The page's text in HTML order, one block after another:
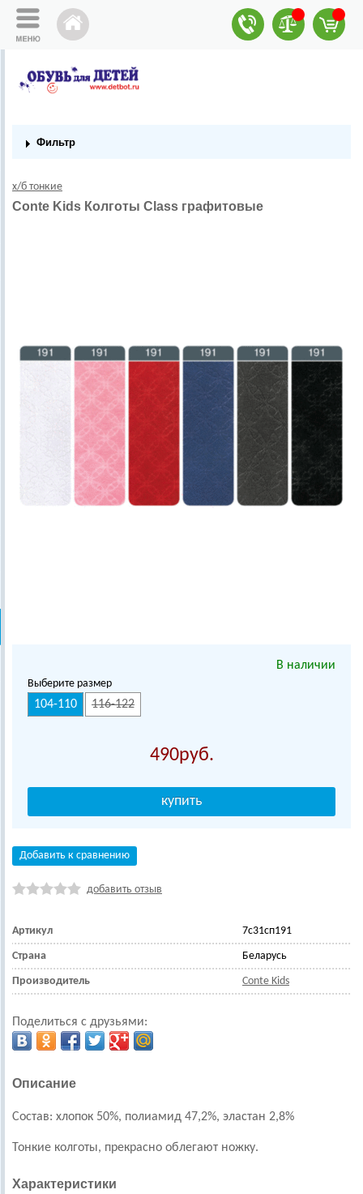
Фильтр
х/б тонкие
Conte Kids Колготы Class графитовые
В наличии
Выберите размер
104-110 116-122
490
Добавить к сравнению
добавить отзыв
Артикул 7с31сп191
Страна Беларусь
Производитель Conte Kids
Поделиться с друзьями:
Описание
Состав: хлопок 50%, полиамид 47,2%, эластан 2,8%
Тонкие колготы, прекрасно облегают ножку.
Характеристики